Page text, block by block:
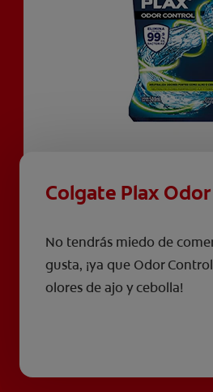
Colgate Plax
No tendrás miedo de
gusta, ¡ya que Odor
olores de ajo y cebolla!